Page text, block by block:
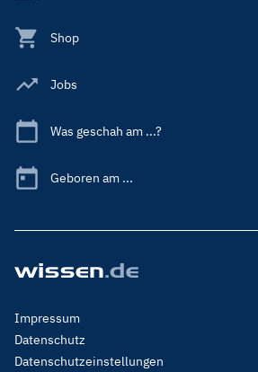
Shop
Jobs
Was geschah am ...?
Geboren am ...
Footer
Menu
Legal
Impressum
Datenschutz
Datenschutzeinstellungen